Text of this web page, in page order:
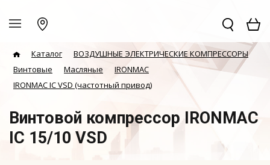
Каталог
ВОЗДУШНЫЕ ЭЛЕКТРИЧЕСКИЕ КОМПРЕССОРЫ
Винтовые
Масляные
IRONMAC
IRONMAC IC VSD (частотный привод)
Винтовой компрессор IRONMAC
IC 15/10 VSD